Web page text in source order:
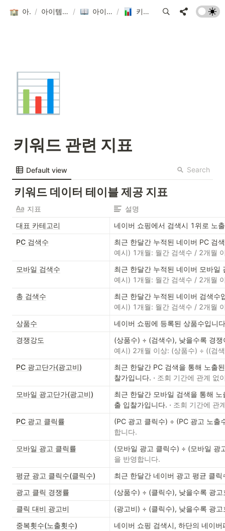
아이템 스쿨 / 아이템스카우트 Wiki / 아이템스카우트 Wiki / 키워드 관련 지표
📊
키워드 관련 지표
Default view Search
키워드 데이터 테이블 제공 지표
지표
설명
대표 카테고리
네이버 쇼핑에서 검색시 1위로 노
PC 검색수
최근 한달간 누적된 네이버 PC 검
예시) 1개월: 월간 검색수 / 2개월
모바일 검색수
최근 한달간 누적된 네이버 모바일
예시) 1개월: 월간 검색수 / 2개월
총 검색수
최근 한달간 누적된 네이버 검색수
예시) 1개월: 월간 검색수 / 2개월
상품수
네이버 쇼핑에 등록된 상품수입니
경쟁강도
(상품수) ÷ (검색수), 낮을수록 경
예시) 2개월 이상: (상품수) ÷ ((검
PC 광고단가(광고비)
최근 한달간 PC 검색을 통해 노출
찰가입니다. · 조회 기간에 관계 없
모바일 광고단가(광고비)
최근 한달간 모바일 검색을 통해
출 입찰가입니다. · 조회 기간에 관
PC 광고 클릭률
(PC 광고 클릭수) ÷ (PC 광고 노
합니다.
모바일 광고 클릭률
(모바일 광고 클릭수) ÷ (모바일 광
을 반영합니다.
평균 광고 클릭수(클릭수)
최근 한달간 네이버 광고 평균 클
광고 클릭 경쟁률
(상품수) ÷ (클릭수), 낮을수록 광
클릭 대비 광고비
(광고비) ÷ (클릭수), 낮을수록 광
중복횟수(노출횟수)
네이버 쇼핑 검색시, 하단의 네이